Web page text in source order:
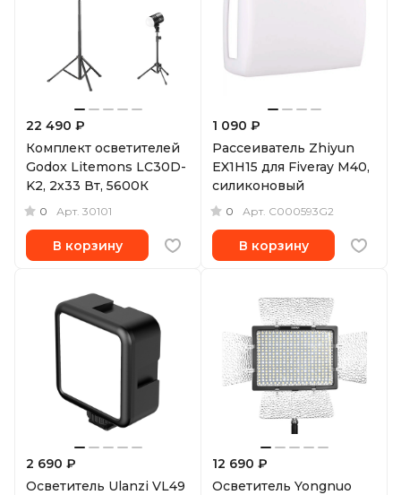
22 490 ₽
Комплект осветителей
Godox Litemons LC30D-
K2, 2х33 Вт, 5600К
0 Арт. 30101
В корзину
1 090 ₽
Рассеиватель Zhiyun
EX1H15 для Fiveray M40,
силиконовый
0 Арт. C000593G2
В корзину
2 690 ₽
Осветитель Ulanzi VL49
12 690 ₽
Осветитель Yongnuo